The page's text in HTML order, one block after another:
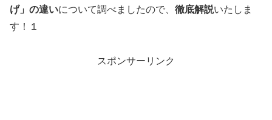
げ」の違いについて調べましたので、 徹底解説いたしま
す！１
スポンサーリンク